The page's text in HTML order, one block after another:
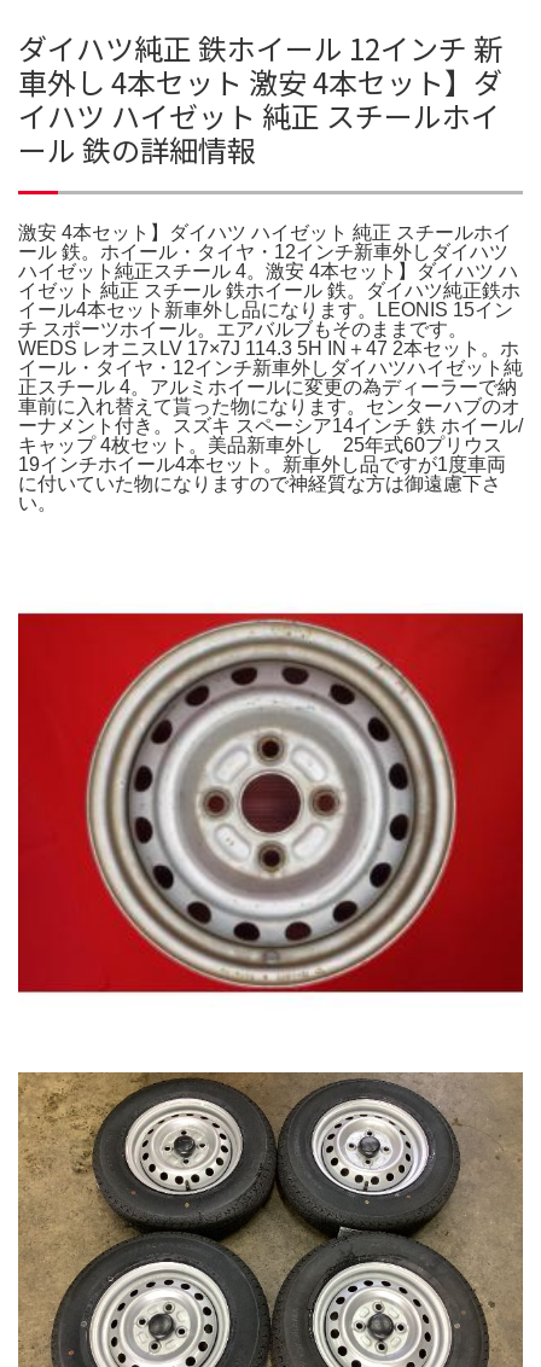
ダイハツ純正 鉄ホイール 12インチ 新
車外し 4本セット 激安 4本セット】ダ
イハツ ハイゼット 純正 スチールホイ
ール 鉄の詳細情報
激安 4本セット】ダイハツ ハイゼット 純正 スチールホイ
ール 鉄。ホイール・タイヤ・12インチ新車外しダイハツ
ハイゼット純正スチール 4。激安 4本セット】ダイハツ ハ
イゼット 純正 スチール 鉄ホイール 鉄。ダイハツ純正鉄ホ
イール4本セット新車外し品になります。LEONIS 15イン
チ スポーツホイール。エアバルブもそのままです。
WEDS レオニスLV 17×7J 114.3 5H IN＋47 2本セット。ホ
イール・タイヤ・12インチ新車外しダイハツハイゼット純
正スチール 4。アルミホイールに変更の為ディーラーで納
車前に入れ替えて貰った物になります。センターハブのオ
ーナメント付き。スズキ スペーシア14インチ 鉄 ホイール/
キャップ 4枚セット。美品新車外し 25年式60プリウス
19インチホイール4本セット。新車外し品ですが1度車両
に付いていた物になりますので神経質な方は御遠慮下さ
い。